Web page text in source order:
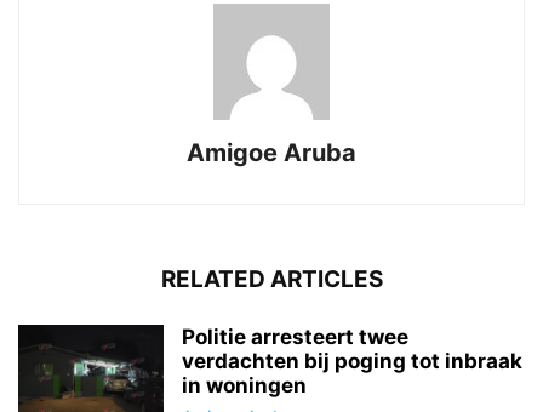
Amigoe Aruba
RELATED ARTICLES
Politie arresteert twee
verdachten bij poging tot inbraak
in woningen